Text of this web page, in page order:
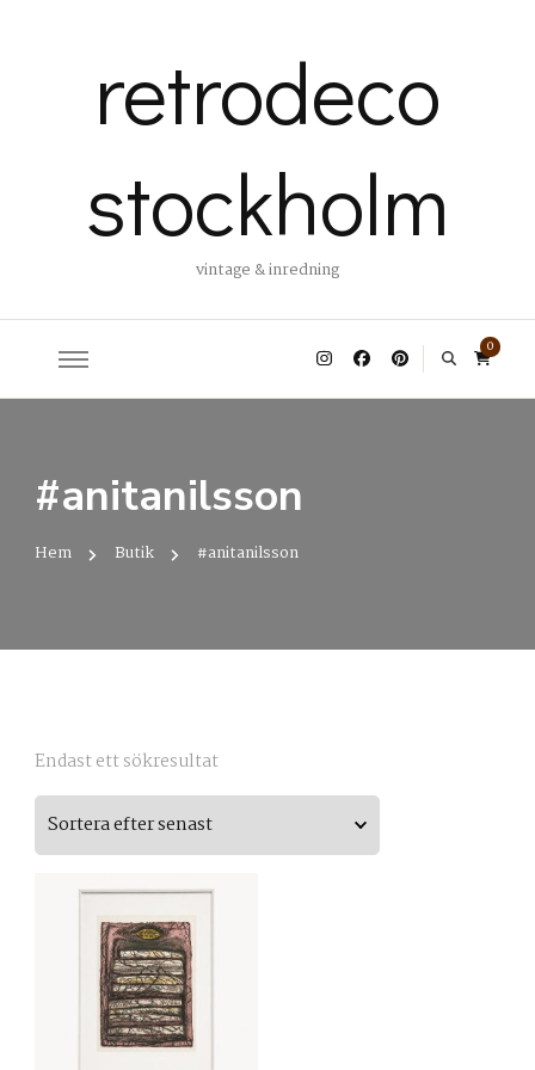
retrodeco
stockholm
vintage & inredning
0
#anitanilsson
Hem Butik #anitanilsson
Endast ett sökresultat